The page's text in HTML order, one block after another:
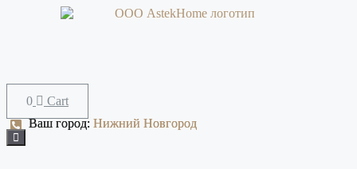
Cart
Ваш город: Нижний Новгород
Ваш город: Нижний Новгород